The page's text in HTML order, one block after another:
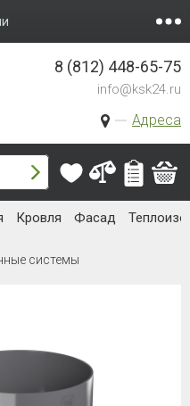
Адреса
8 (812) 448-65-75
info@ksk24.ru
Кровля Фасад
системы